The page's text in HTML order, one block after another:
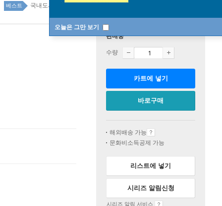
오늘은 그만 보기
베스트 국내도서 1위 8주
판매중
수량
카트에 넣기
바로구매
해외배송 가능
문화비소득공제 가능
리스트에 넣기
시리즈 알림신청
시리즈 알림 서비스